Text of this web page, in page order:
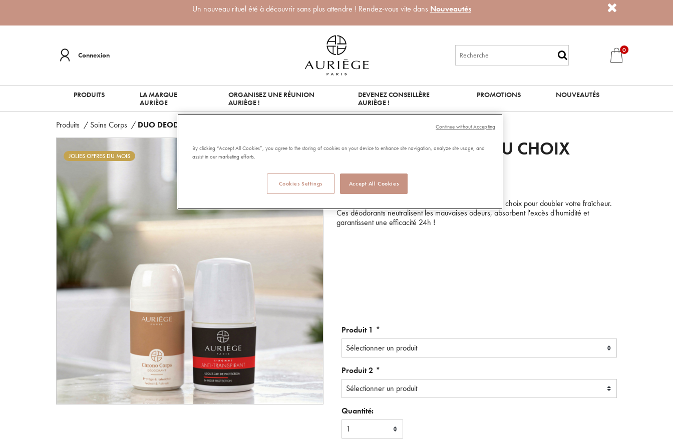
Un nouveau rituel été à découvrir sans plus attendre ! Rendez-vous vite dans Nouveautés
Connexion
0
PRODUITS
LA MARQUE
AURIÈGE
ORGANISEZ UNE RÉUNION
AURIÈGE !
DEVENEZ CONSEILLÈRE
AURIÈGE !
PROMOTIONS NOUVEAUTÉS
Produits / Soins Corps / DUO DEODORANT AU CHOIX
JOLIES OFFRES DU MOIS DUO DEODORANT AU CHOIX
Price reduced from
24,00 €to
20,40 €
Profitez de notre duo déo ! 2 produits identiques ou au choix pour doubler votre fraîcheur.
Ces déodorants neutralisent les mauvaises odeurs, absorbent l'excès d'humidité et
garantissent une efficacité 24h !
Produit 1 *
Sélectionner un produit
Produit 2 *
Sélectionner un produit
Quantité:
1
By clicking “Accept All Cookies”, you agree to the storing of cookies on your device to enhance site navigation, analyze site usage, and
assist in our marketing efforts.
Accept All Cookies
Cookies Settings
Continue without Accepting